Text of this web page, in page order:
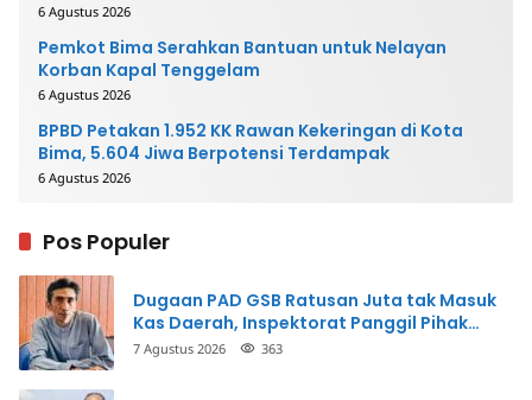
6 Agustus 2026
Pemkot Bima Serahkan Bantuan untuk Nelayan
Korban Kapal Tenggelam
6 Agustus 2026
BPBD Petakan 1.952 KK Rawan Kekeringan di Kota
Bima, 5.604 Jiwa Berpotensi Terdampak
6 Agustus 2026
Pos Populer
Dugaan PAD GSB Ratusan Juta tak Masuk
Kas Daerah, Inspektorat Panggil Pihak
Terkait
7 Agustus 2026 363